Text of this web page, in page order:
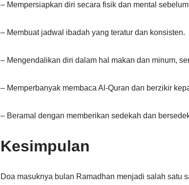
– Mempersiapkan diri secara fisik dan mental
– Membuat jadwal ibadah yang teratur dan konsisten.
– Mengendalikan diri dalam hal makan dan minum,
– Memperbanyak membaca Al-Quran dan berzikir
– Beramal dengan memberikan sedekah dan
Kesimpulan
Doa masuknya bulan Ramadhan menjadi salah satu